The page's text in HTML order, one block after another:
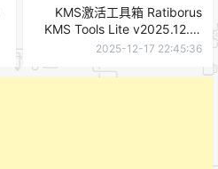
KMS激活工具箱 Ratiborus
KMS Tools Lite v2025.12.17
绿色版
2025-12-17 22:45:36